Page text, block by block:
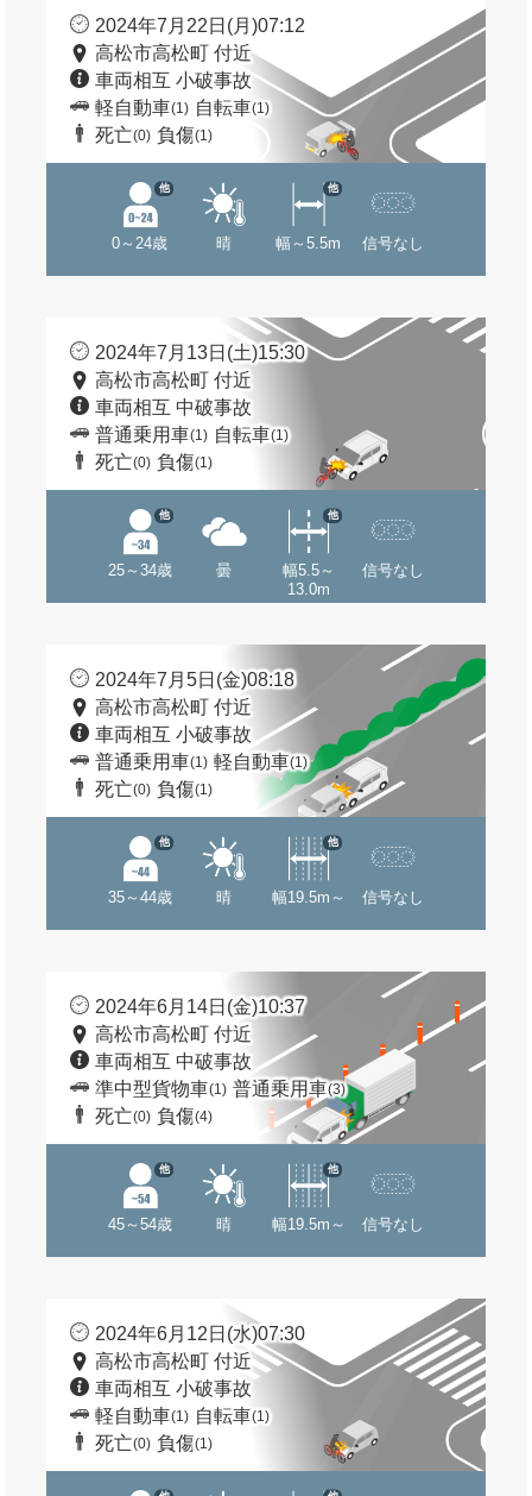
2024年7月22日(月)07:12
高松市高松町 付近
車両相互 小破事故
軽自動車(1) 自転車(1)
死亡(0) 負傷(1)
0～24歳
他
晴 幅～5.5m
他
信号なし
2024年7月13日(土)15:30
高松市高松町 付近
車両相互 中破事故
普通乗用車(1) 自転車(1)
死亡(0) 負傷(1)
25～34歳
他
曇
幅5.5～
13.0m
他
信号なし
2024年7月5日(金)08:18
高松市高松町 付近
車両相互 小破事故
普通乗用車(1) 軽自動車(1)
死亡(0) 負傷(1)
35～44歳
他
晴 幅19.5m～
他
信号なし
2024年6月14日(金)10:37
高松市高松町 付近
車両相互 中破事故
準中型貨物車(1) 普通乗用車(3)
死亡(0) 負傷(4)
45～54歳
他
晴 幅19.5m～
他
信号なし
2024年6月12日(水)07:30
高松市高松町 付近
車両相互 小破事故
軽自動車(1) 自転車(1)
死亡(0) 負傷(1)